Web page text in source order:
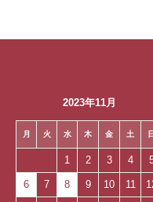
2023年11月
月 火 水 木 金 土 日
1 2 3 4
6 7 8 9 10 11